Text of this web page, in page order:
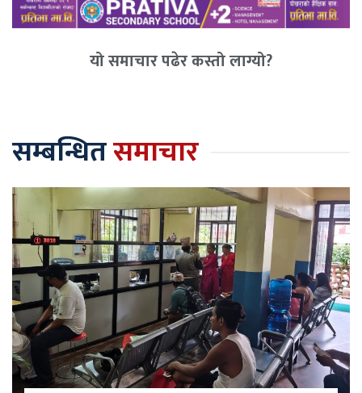
यो समाचार पढेर कस्तो लाग्यो?
सम्बन्धितसमाचार